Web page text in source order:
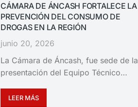
CÁMARA DE ÁNCASH FORTALECE LA
PREVENCIÓN DEL CONSUMO DE
DROGAS EN LA REGIÓN
junio 20, 2026
La Cámara de Áncash, fue sede de la
presentación del Equipo Técnico…
LEER MÁS